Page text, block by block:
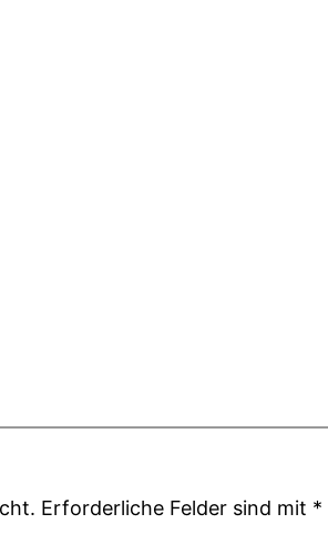
Erforderliche Felder sind mit *